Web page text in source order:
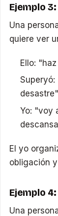
Ejemplo
Una
quiere ver
Ello:
Superyó:
Yo: "voy
El yo
obligación
Ejemplo
Una